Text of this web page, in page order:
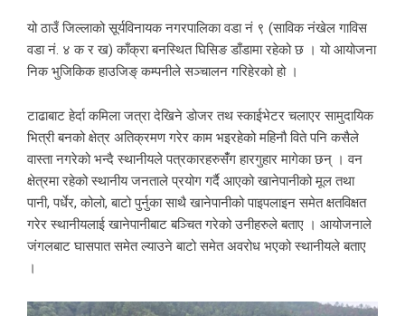
यो ठाउँ जिल्लाको सूर्यविनायक नगरपालिका वडा नं ९ (साविक नंखेल गाविस
वडा नं. ४ क र ख) काँक्रा बनस्थित घिसिङ डाँडामा रहेको छ । यो आयोजना
निक भुजिकिक हाउजिङ् कम्पनीले सञ्चालन गरिहेरको हो ।
टाढाबाट हेर्दा कमिला जत्रा देखिने डोजर तथ स्काईभेटर चलाएर सामुदायिक
भित्री बनको क्षेत्र अतिक्रमण गरेर काम भइरहेको महिनौ विते पनि कसैले
वास्ता नगरेको भन्दै स्थानीयले पत्रकारहरुसँंग हारगुहार मागेका छन् । वन
क्षेत्रमा रहेको स्थानीय जनताले प्रयोग गर्दै आएको खानेपानीको मूल तथा
पानी, पर्धेर, कोलो, बाटो पुर्नुका साथै खानेपानीको पाइपलाइन समेत क्षतविक्षत
गरेर स्थानीयलाई खानेपानीबाट बञ्चित गरेको उनीहरुले बताए । आयोजनाले
जंगलबाट घासपात समेत ल्याउने बाटो समेत अवरोध भएको स्थानीयले बताए
।